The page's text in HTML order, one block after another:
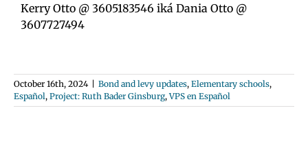
Kerry Otto @ 3605183546 iká Dania Otto @
3607727494
October 16th, 2024 Bond and levy updates, Elementary schools,
Español, Project: Ruth Bader Ginsburg,VPS en Español